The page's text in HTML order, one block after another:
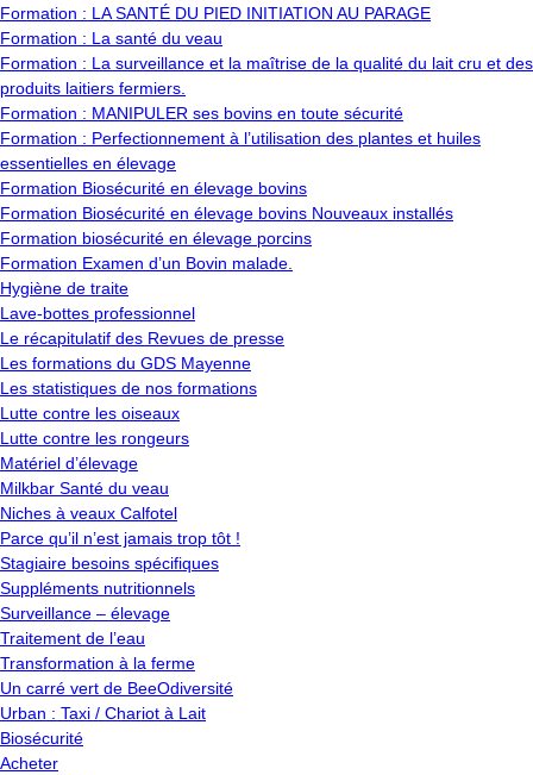
Formation : LA SANTÉ DU PIED INITIATION AU PARAGE
Formation : La santé du veau
Formation : La surveillance et la maîtrise de la qualité du lait cru et des
produits laitiers fermiers.
Formation : MANIPULER ses bovins en toute sécurité
Formation : Perfectionnement à l’utilisation des plantes et huiles
essentielles en élevage
Formation Biosécurité en élevage bovins
Formation Biosécurité en élevage bovins Nouveaux installés
Formation biosécurité en élevage porcins
Formation Examen d’un Bovin malade.
Hygiène de traite
Lave-bottes professionnel
Le récapitulatif des Revues de presse
Les formations du GDS Mayenne
Les statistiques de nos formations
Lutte contre les oiseaux
Lutte contre les rongeurs
Matériel d’élevage
Milkbar Santé du veau
Niches à veaux Calfotel
Parce qu’il n’est jamais trop tôt !
Stagiaire besoins spécifiques
Suppléments nutritionnels
Surveillance – élevage
Traitement de l’eau
Transformation à la ferme
Un carré vert de BeeOdiversité
Urban : Taxi / Chariot à Lait
Biosécurité
Acheter